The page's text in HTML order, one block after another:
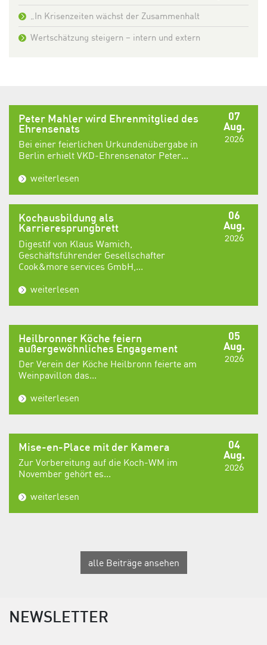
„In Krisenzeiten wächst der Zusammenhalt
Wertschätzung steigern – intern und extern
07
Aug.
2026
Peter Mahler wird Ehrenmitglied des
Ehrensenats
Bei einer feierlichen Urkundenübergabe in
Berlin erhielt VKD-Ehrensenator Peter...
weiterlesen
06
Aug.
2026
Kochausbildung als
Karrieresprungbrett
Digestif von Klaus Wamich,
Geschäftsführender Gesellschafter
Cook&more services GmbH,...
weiterlesen
05
Aug.
2026
Heilbronner Köche feiern
außergewöhnliches Engagement
Der Verein der Köche Heilbronn feierte am
Weinpavillon das...
weiterlesen
04
Aug.
2026
Mise-en-Place mit der Kamera
Zur Vorbereitung auf die Koch-WM im
November gehört es...
weiterlesen
alle Beiträge ansehen
NEWSLETTER